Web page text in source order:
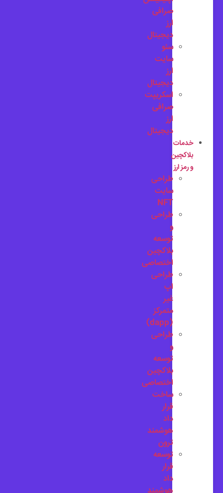
صرافی
ارز
دیجیتال
سئو
سایت
ارز
دیجیتال
اسکریپت
صرافی
ارز
دیجیتال
خدمات
بلاکچین
و رمز ارز
طراحی
سایت
NFT
طراحی
توسعه
بلاکچین
اختصاصی
طراحی
اپ
غیر
متمرکز
طراحی
توسعه
بلاکچین
اختصاصی
ساخت
قرار
داد
هوشمند
ترون
توسعه
قرار
داد